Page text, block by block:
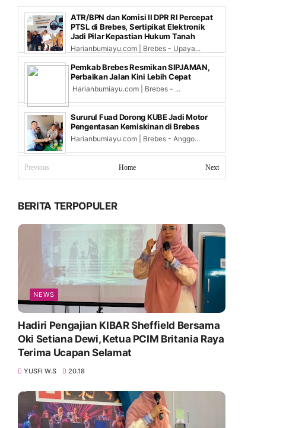
ATR/BPN dan Komisi II DPR RI Percepat
PTSL di Brebes, Sertipikat Elektronik
Jadi Pilar Kepastian Hukum Tanah
Harianbumiayu.com | Brebes - Upaya...
Pemkab Brebes Resmikan SIPJAMAN,
Perbaikan Jalan Kini Lebih Cepat
Harianbumiayu.com | Brebes - ...
Sururul Fuad Dorong KUBE Jadi Motor
Pengentasan Kemiskinan di Brebes
Harianbumiayu.com | Brebes - Anggo...
Previous Next
Home
BERITA TERPOPULER
NEWS
Hadiri Pengajian KIBAR Sheffield Bersama
Oki Setiana Dewi, Ketua PCIM Britania Raya
Terima Ucapan Selamat
YUSFI W.S 20.18